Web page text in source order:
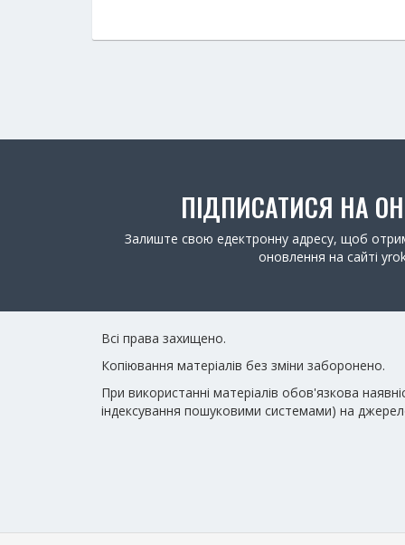
ПІДПИСАТИСЯ НА
Залиште свою едектронну адресу, щоб
оновлення на сайті
Всі права захищено.
Копіювання матеріалів без зміни заборонено.
При використанні матеріалів обов'язкова
індексування пошуковими системами) на